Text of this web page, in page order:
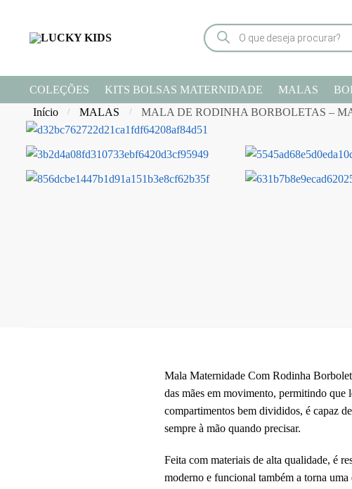
COLEÇÕES KITS BOLSAS MATERNIDADE MALAS
Início
/ MALAS / MALA DE RODINHA BORBOLETAS –
Mala Maternidade Com Rodinha
das mães em movimento, permitindo
compartimentos bem divididos, é capaz
sempre à mão quando precisar.
Feita com materiais de alta qualidade, é
moderno e funcional também a torna